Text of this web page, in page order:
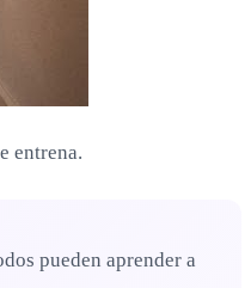
entrena.
pueden aprender a